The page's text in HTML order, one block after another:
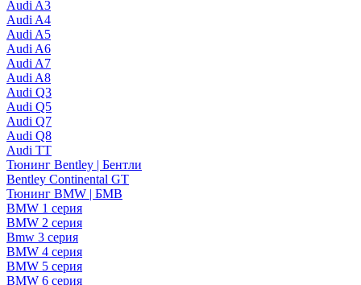
Audi A3
Audi A4
Audi A5
Audi A6
Audi A7
Audi A8
Audi Q3
Audi Q5
Audi Q7
Audi Q8
Audi TT
Тюнинг Bentley | Бентли
Bentley Continental GT
Тюнинг BMW | БМВ
BMW 1 серия
BMW 2 серия
Bmw 3 серия
BMW 4 серия
BMW 5 серия
BMW 6 серия